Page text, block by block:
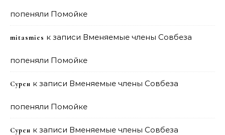
попеняли Помойке
mitasmies к записи Вменяемые члены Совбеза
попеняли Помойке
Сурен к записи Вменяемые члены Совбеза
попеняли Помойке
Сурен к записи Вменяемые члены Совбеза